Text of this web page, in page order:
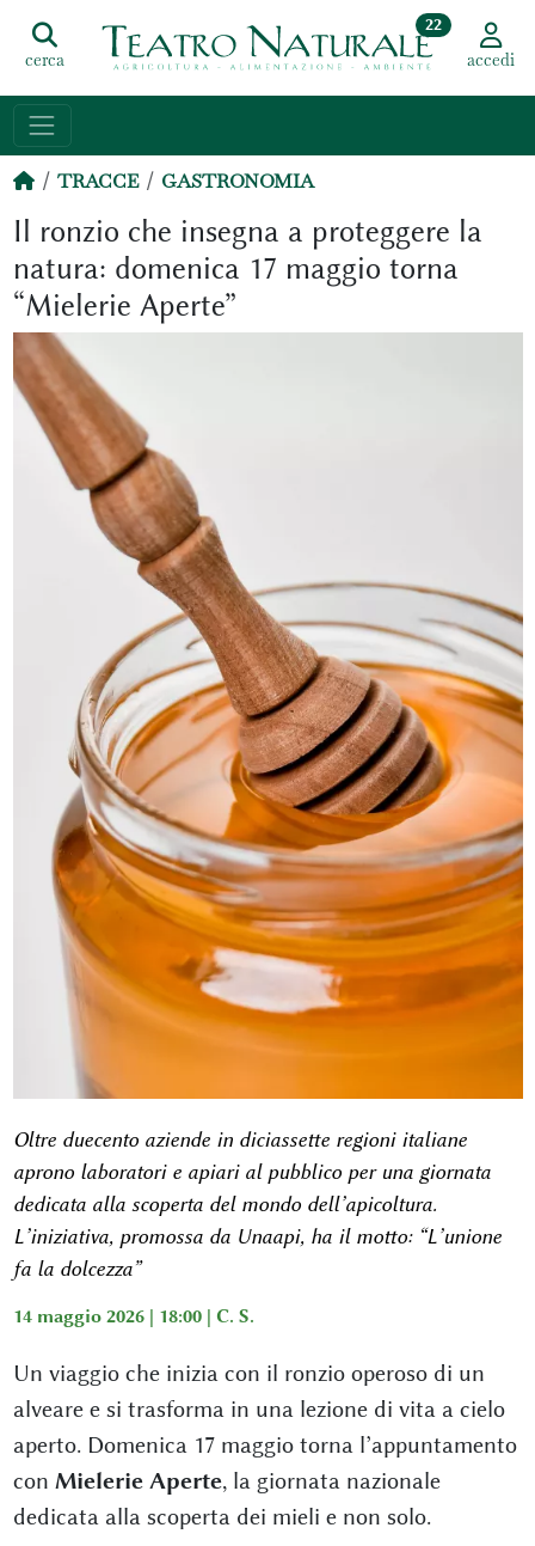
cerca
22
accedi
TRACCE GASTRONOMIA
Il ronzio che insegna a proteggere la
natura: domenica 17 maggio torna
“Mielerie Aperte”
Oltre duecento aziende in diciassette regioni italiane
aprono laboratori e apiari al pubblico per una giornata
dedicata alla scoperta del mondo dell’apicoltura.
L’iniziativa, promossa da Unaapi, ha il motto: “L’unione
fa la dolcezza”
14 maggio 2026 | 18:00 | C. S.
Un viaggio che inizia con il ronzio operoso di un
alveare e si trasforma in una lezione di vita a cielo
aperto. Domenica 17 maggio torna l’appuntamento
con Mielerie Aperte, la giornata nazionale
dedicata alla scoperta dei mieli e non solo.